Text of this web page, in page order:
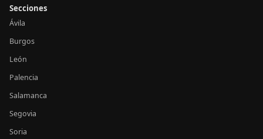
Secciones
Ávila
Burgos
León
Palencia
Salamanca
Segovia
Soria